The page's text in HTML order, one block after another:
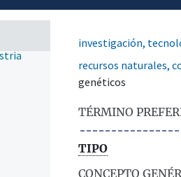
investigación,
recursos naturales,
genéticos
TÉRMINO
TIPO
CONCEPTO